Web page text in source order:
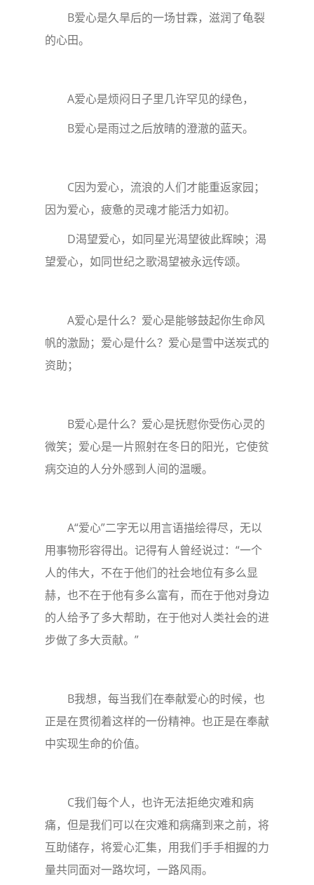
B爱心是久旱后的一场甘霖，滋润了龟裂
的心田。
A爱心是烦闷日子里几许罕见的绿色，
B爱心是雨过之后放晴的澄澈的蓝天。
C因为爱心，流浪的人们才能重返家园；
因为爱心，疲惫的灵魂才能活力如初。
D渴望爱心，如同星光渴望彼此辉映；渴
望爱心，如同世纪之歌渴望被永远传颂。
A爱心是什么？爱心是能够鼓起你生命风
帆的激励；爱心是什么？爱心是雪中送炭式的
资助；
B爱心是什么？爱心是抚慰你受伤心灵的
微笑；爱心是一片照射在冬日的阳光，它使贫
病交迫的人分外感到人间的温暖。
A“爱心”二字无以用言语描绘得尽，无以
用事物形容得出。记得有人曾经说过：“一个
人的伟大，不在于他们的社会地位有多么显
赫，也不在于他有多么富有，而在于他对身边
的人给予了多大帮助，在于他对人类社会的进
步做了多大贡献。”
B我想，每当我们在奉献爱心的时候，也
正是在贯彻着这样的一份精神。也正是在奉献
中实现生命的价值。
C我们每个人，也许无法拒绝灾难和病
痛，但是我们可以在灾难和病痛到来之前，将
互助储存，将爱心汇集，用我们手手相握的力
量共同面对一路坎坷，一路风雨。